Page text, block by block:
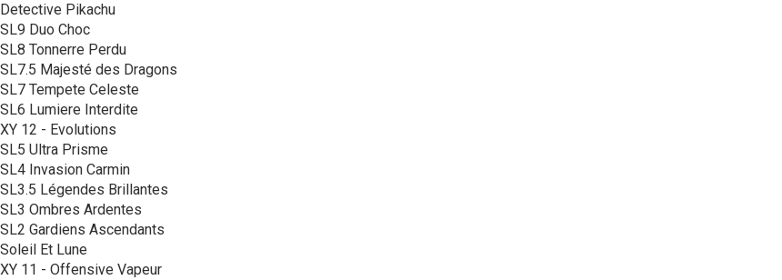
Detective Pikachu
SL9 Duo Choc
SL8 Tonnerre Perdu
SL7.5 Majesté des Dragons
SL7 Tempete Celeste
SL6 Lumiere Interdite
XY 12 - Evolutions
SL5 Ultra Prisme
SL4 Invasion Carmin
SL3.5 Légendes Brillantes
SL3 Ombres Ardentes
SL2 Gardiens Ascendants
Soleil Et Lune
XY 11 - Offensive Vapeur